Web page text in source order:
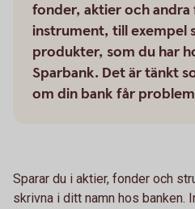
fonder, aktier och andra
instrument, till exempel
produkter, som du har
Sparbank. Det är tänkt
om din bank får
Sparar du i aktier, fonder och
skrivna i ditt namn hos banken.